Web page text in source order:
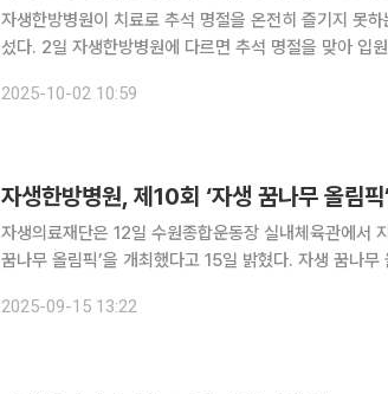
자생한방병원이 치료로 추석 명절을 온전히 즐기지 못
섰다. 2일 자생한방병원에 다르면 추석 명절을 맞아 입원 및 내원 환자들을 대상으로 다양한 명절
2025-10-02 10:59
자생한방병원, 제10회 ‘자생 꿈나무 올림픽
자생의료재단은 12일 수원종합운동장 실내체육관에서
꿈나무 올림픽’을 개최했다고 15일 밝혔다. 자생 꿈나무 올림픽은 2018년 시작한 체육 행사로, 지
(2020~2021년)를 제외하고 매년 1~2회씩 자생한방병
2025-09-15 13:22